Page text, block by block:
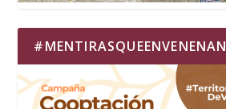
#MENTIRASQUEENVENENAN